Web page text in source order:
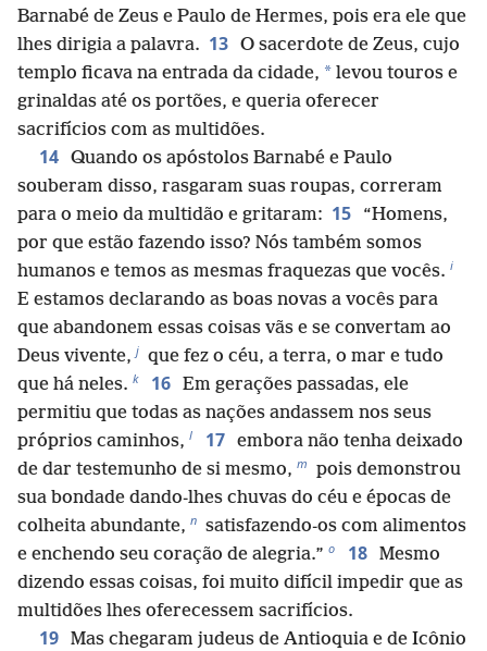
Barnabé de Zeus e Paulo de Hermes, pois era ele que
lhes dirigia a palavra. 13 O sacerdote de Zeus, cujo
templo ficava na entrada da cidade, * levou touros e
grinaldas até os portões, e queria oferecer
sacrifícios com as multidões.
14 Quando os apóstolos Barnabé e Paulo
souberam disso, rasgaram suas roupas, correram
para o meio da multidão e gritaram: 15
“Homens,
por que estão fazendo isso? Nós também somos
humanos e temos as mesmas fraquezas que vocês. i
E estamos declarando as boas novas a vocês para
que abandonem essas coisas vãs e se convertam ao
Deus vivente, j que fez o céu, a terra, o mar e tudo
que há neles. k 16 Em gerações passadas, ele
permitiu que todas as nações andassem nos seus
próprios caminhos, l 17 embora não tenha deixado
de dar testemunho de si mesmo, m pois demonstrou
sua bondade dando-lhes chuvas do céu e épocas de
colheita abundante, n satisfazendo-os com alimentos
e enchendo seu coração de alegria.” o 18 Mesmo
dizendo essas coisas, foi muito difícil impedir que as
multidões lhes oferecessem sacrifícios.
19 Mas chegaram judeus de Antioquia e de Icônio